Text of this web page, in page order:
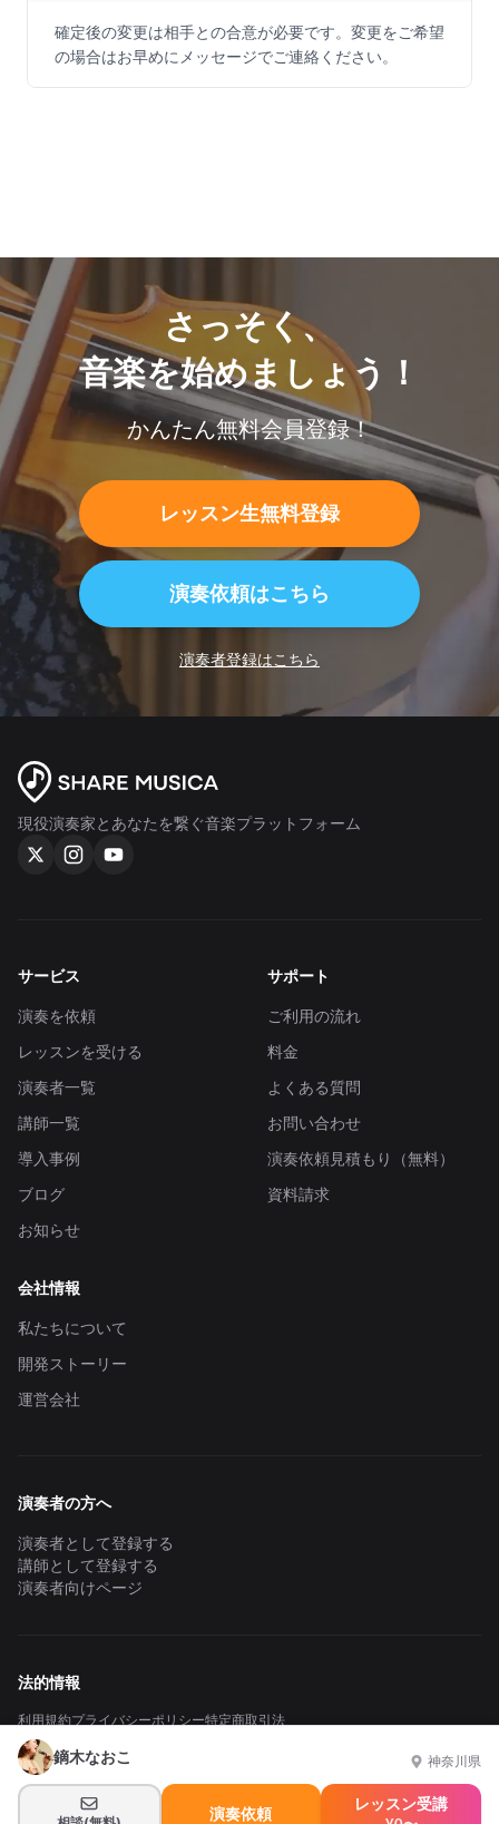
確定後の変更は相手との合意が必要です。変更をご希望
の場合はお早めにメッセージでご連絡ください。
鏑木なおこ 神奈川県
演奏依頼
レッスン受講
さっそく、
音楽を始めましょう！
かんたん無料会員登録！
レッスン生無料登録
演奏依頼はこちら
演奏者登録はこちら
現役演奏家とあなたを繋ぐ音楽プラットフォーム
サービス
演奏を依頼
レッスンを受ける
演奏者一覧
講師一覧
導入事例
ブログ
お知らせ
サポート
ご利用の流れ
料金
よくある質問
お問い合わせ
演奏依頼見積もり（無料）
資料請求
会社情報
私たちについて
開発ストーリー
運営会社
演奏者の方へ
演奏者として登録する
講師として登録する
演奏者向けページ
法的情報
利用規約プライバシーポリシー特定商取引法
© 2024 - 2026 SHARE MUSICA. All rights reserved.